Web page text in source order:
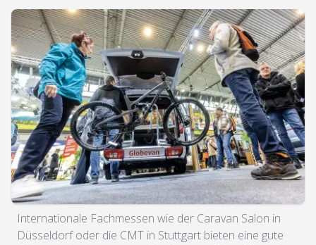
Internationale Fachmessen wie der Caravan Salon in
Düsseldorf oder die CMT in Stuttgart bieten eine gute